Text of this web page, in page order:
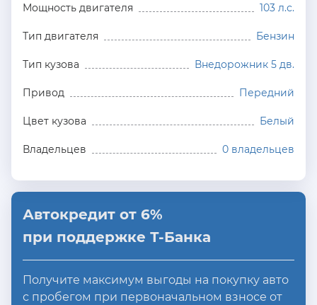
Мощность двигателя 103 л.с.
Тип двигателя Бензин
Тип кузова Внедорожник 5 дв.
Привод Передний
Цвет кузова Белый
Владельцев 0 владельцев
Автокредит от 6%
при поддержке Т-Банка
Получите максимум выгоды на покупку авто
с пробегом при первоначальном взносе от